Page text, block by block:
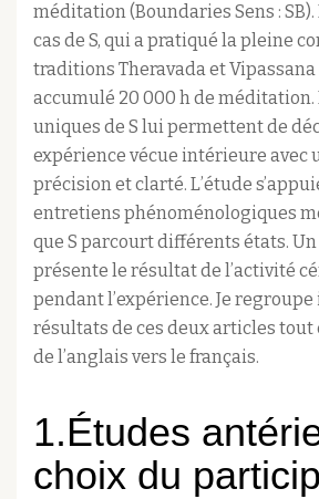
méditation (Boundaries Sens :
cas de S, qui a pratiqué la pleine
traditions Theravada et
accumulé 20 000 h de méditation.
uniques de S lui permettent de
expérience vécue intérieure avec
précision et clarté. L’étude
entretiens phénoménologiques
que S parcourt différents états.
présente le résultat de l’activité
pendant l’expérience. Je
résultats de ces deux articles
de l’anglais vers le français.
1.Études
choix du